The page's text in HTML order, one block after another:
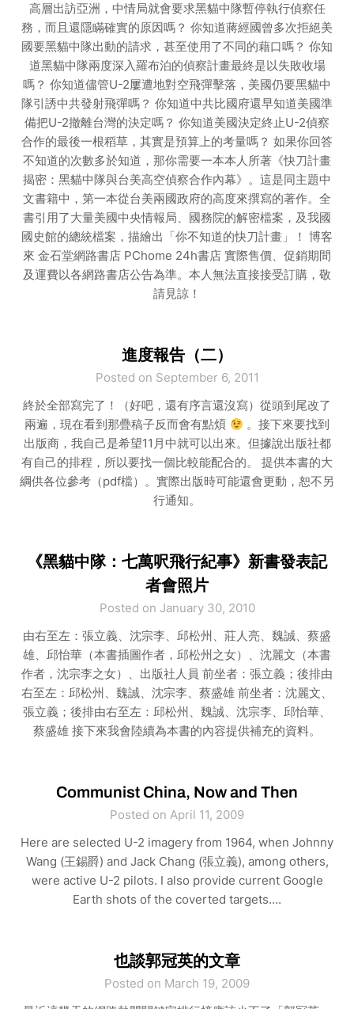
高層出訪亞洲，中情局就會要求黑貓中隊暫停執行偵察任
務，而且還隱瞞確實的原因嗎？ 你知道蔣經國曾多次拒絕美
國要黑貓中隊出動的請求，甚至使用了不同的藉口嗎？ 你知
道黑貓中隊兩度深入羅布泊的偵察計畫最終是以失敗收場
嗎？ 你知道儘管U-2屢遭地對空飛彈擊落，美國仍要黑貓中
隊引誘中共發射飛彈嗎？ 你知道中共比國府還早知道美國準
備把U-2撤離台灣的決定嗎？ 你知道美國決定終止U-2偵察
合作的最後一根稻草，其實是預算上的考量嗎？ 如果你回答
不知道的次數多於知道，那你需要一本本人所著《快刀計畫
揭密：黑貓中隊與台美高空偵察合作內幕》。這是同主題中
文書籍中，第一本從台美兩國政府的高度來撰寫的著作。全
書引用了大量美國中央情報局、國務院的解密檔案，及我國
國史館的總統檔案，描繪出「你不知道的快刀計畫」！ 博客
來 金石堂網路書店 PChome 24h書店 實際售價、促銷期間
及運費以各網路書店公告為準。本人無法直接接受訂購，敬
請見諒！
進度報告（二）
Posted on September 6, 2011
終於全部寫完了！（好吧，還有序言還沒寫）從頭到尾改了
兩遍，現在看到那疊稿子反而會有點煩
。接下來要找到
出版商，我自己是希望11月中就可以出來。但據說出版社都
有自己的排程，所以要找一個比較能配合的。 提供本書的大
綱供各位參考（pdf檔）。實際出版時可能還會更動，恕不另
行通知。
《黑貓中隊：七萬呎飛行紀事》新書發表記
者會照片
Posted on January 30, 2010
由右至左：張立義、沈宗李、邱松州、莊人亮、魏誠、蔡盛
雄、邱怡華（本書插圖作者，邱松州之女）、沈麗文（本書
作者，沈宗李之女）、出版社人員 前坐者：張立義；後排由
右至左：邱松州、魏誠、沈宗李、蔡盛雄 前坐者：沈麗文、
張立義；後排由右至左：邱松州、魏誠、沈宗李、邱怡華、
蔡盛雄 接下來我會陸續為本書的內容提供補充的資料。
Communist China, Now and Then
Posted on April 11, 2009
Here are selected U-2 imagery from 1964, when Johnny
Wang (王錫爵) and Jack Chang (張立義), among others,
were active U-2 pilots. I also provide current Google
Earth shots of the coverted targets….
也談郭冠英的文章
Posted on March 19, 2009